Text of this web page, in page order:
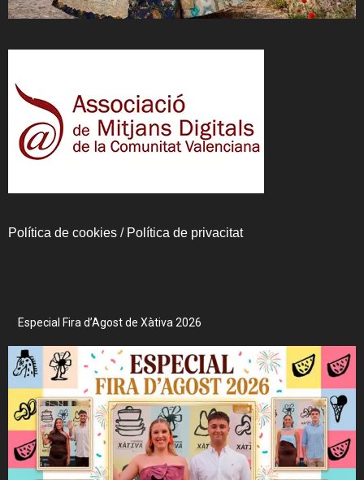
Política de cookies / Política de privacitat
Especial Fira d’Agost de Xàtiva 2026